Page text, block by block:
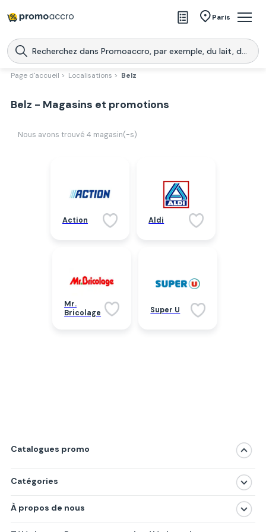
Paris
Magasins
Produits
Promoaccro
Page d'accueil > Localisations > Belz
Belz - Magasins et promotions
Nous avons trouvé 4 magasin(-s)
Action Aldi
Mr.
Bricolage
Super U
Catalogues promo
Catégories
Produits
À propos de nous